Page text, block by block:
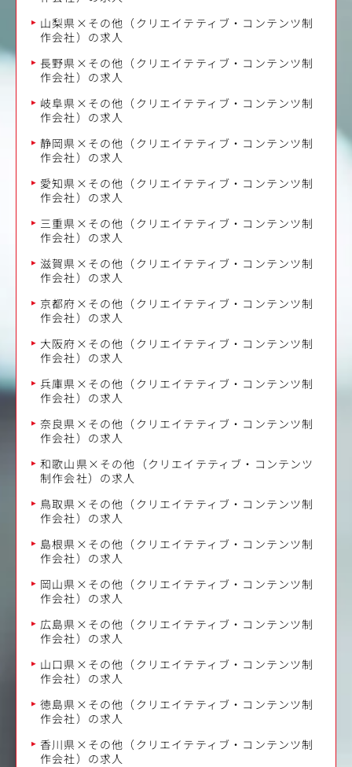
山梨県×その他（クリエイテティブ・コンテンツ制
作会社）の求人
長野県×その他（クリエイテティブ・コンテンツ制
作会社）の求人
岐阜県×その他（クリエイテティブ・コンテンツ制
作会社）の求人
静岡県×その他（クリエイテティブ・コンテンツ制
作会社）の求人
愛知県×その他（クリエイテティブ・コンテンツ制
作会社）の求人
三重県×その他（クリエイテティブ・コンテンツ制
作会社）の求人
滋賀県×その他（クリエイテティブ・コンテンツ制
作会社）の求人
京都府×その他（クリエイテティブ・コンテンツ制
作会社）の求人
大阪府×その他（クリエイテティブ・コンテンツ制
作会社）の求人
兵庫県×その他（クリエイテティブ・コンテンツ制
作会社）の求人
奈良県×その他（クリエイテティブ・コンテンツ制
作会社）の求人
和歌山県×その他（クリエイテティブ・コンテンツ
制作会社）の求人
鳥取県×その他（クリエイテティブ・コンテンツ制
作会社）の求人
島根県×その他（クリエイテティブ・コンテンツ制
作会社）の求人
岡山県×その他（クリエイテティブ・コンテンツ制
作会社）の求人
広島県×その他（クリエイテティブ・コンテンツ制
作会社）の求人
山口県×その他（クリエイテティブ・コンテンツ制
作会社）の求人
徳島県×その他（クリエイテティブ・コンテンツ制
作会社）の求人
香川県×その他（クリエイテティブ・コンテンツ制
作会社）の求人